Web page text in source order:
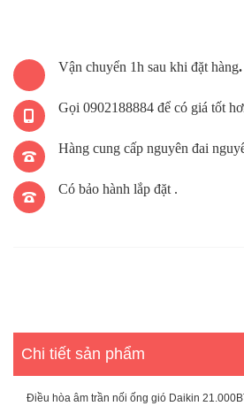
Vận chuyển 1h sau khi đặt hàng.
Gọi 0902188884 để có giá tốt
Hàng cung cấp nguyên đai
Có bảo hành lắp đặt .
Chi tiết sản phẩm
Điều hòa âm trần nối ống gió Daikin